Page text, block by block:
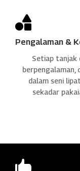

Pengalaman &
Setiap tanjak
dalam seni
sekadar
